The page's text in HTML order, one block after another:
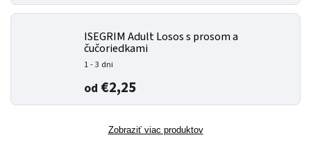
ISEGRIM Adult Losos s prosom a
čučoriedkami
1 - 3 dni
od €2,25
Zobraziť viac produktov